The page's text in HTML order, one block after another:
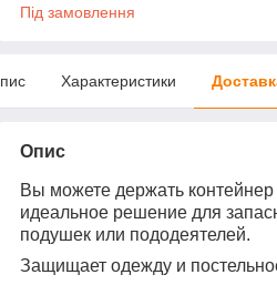
Під замовлення
Характеристики
Опис
Вы можете держать
идеальное решение для
подушек или пододеятелей.
Защищает одежду и